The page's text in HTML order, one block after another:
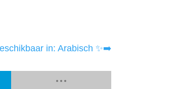
in: Arabisch ✨➡️